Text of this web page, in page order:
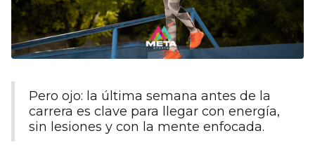
Pero ojo: la última semana antes de la
carrera es clave para llegar con energía,
sin lesiones y con la mente enfocada.